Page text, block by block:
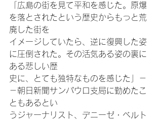
「広島の街を見て平和を感じた。原爆
を落とされたという歴史からもっと荒
廃した街を
イメージしていたら、逆に復興した姿
に圧倒された。その活気ある姿の裏に
ある悲しい歴
史に、とても独特なものを感じた」－
－朝日新聞サンパウロ支局に勤めたこ
ともあるとい
うジャーナリスト、デニーゼ・ベルト